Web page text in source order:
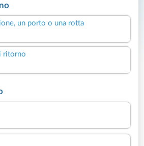
un porto o una rotta
ritorno